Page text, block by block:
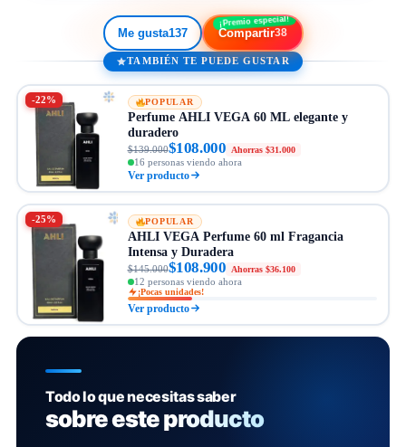
Me gusta137 Compartir38
TAMBIÉN TE PUEDE GUSTAR
-22% POPULAR
Perfume AHLI VEGA 60 ML elegante y
duradero
$139.000$108.000 Ahorras $31.000
16 personas viendo ahora
Ver producto
-25% POPULAR
AHLI VEGA Perfume 60 ml Fragancia
Intensa y Duradera
$145.000$108.900 Ahorras $36.100
12 personas viendo ahora
¡Pocas unidades!
Ver producto
Todo lo que necesitas saber
sobre este producto